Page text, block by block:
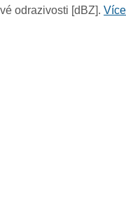
odrazivosti [dBZ].